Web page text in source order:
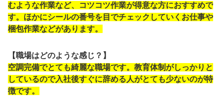
むような作業など、コツコツ作業が得意な方におすすめで
す。ほかにシールの番号を目でチェックしていくお仕事や
梱包作業などがあります。
【職場はどのような感じ？】
空調完備でとても綺麗な職場です。教育体制がしっかりと
しているので入社後すぐに辞める人がとても少ないのが特
徴です。